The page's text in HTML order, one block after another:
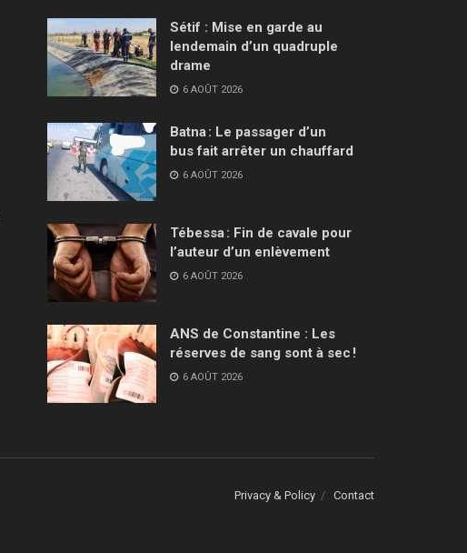
Sétif : Mise en garde au
lendemain d’un quadruple
drame
6 AOÛT 2026
Batna : Le passager d’un
bus fait arrêter un chauffard
6 AOÛT 2026
Tébessa : Fin de cavale pour
l’auteur d’un enlèvement
6 AOÛT 2026
ANS de Constantine : Les
réserves de sang sont à sec !
6 AOÛT 2026
Privacy & Policy Contact